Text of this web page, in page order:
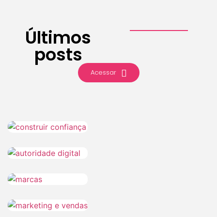
Últimos
posts
Acessar
Marketing
2026
Branding
Marketing